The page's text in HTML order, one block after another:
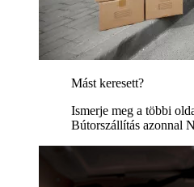
Mást keresett?
Ismerje meg a többi
Bútorszállítás azonnal